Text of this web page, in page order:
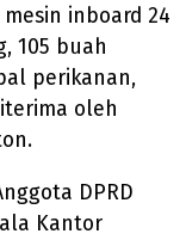
inboard 24
105 buah
perikanan,
oleh
DPRD
Kantor